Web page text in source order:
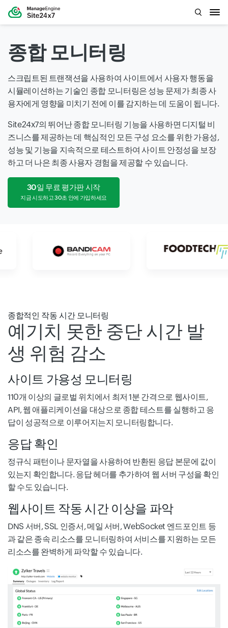
종합 모니터링
스크립트된 트랜잭션을 사용하여 사이트에서 사용자 행동을
시뮬레이션하는 기술인 종합 모니터링은 성능 문제가 최종 사
용자에게 영향을 미치기 전에 이를 감지하는 데 도움이 됩니다.
Site24x7의 뛰어난 종합 모니터링 기능을 사용하면 디지털 비
즈니스를 제공하는 데 핵심적인 모든 구성 요소를 위한 가용성,
성능 및 기능을 지속적으로 테스트하여 사이트 안정성을 보장
하고 더 나은 최종 사용자 경험을 제공할 수 있습니다.
30일 무료 평가판 시작
지금 시도하고 30초 안에 가입하세요
종합적인 작동 시간 모니터링
예기치 못한 중단 시간 발
생 위험 감소
사이트 가용성 모니터링
110개 이상의 글로벌 위치에서 최저 1분 간격으로 웹사이트,
API, 웹 애플리케이션을 대상으로 종합 테스트를 실행하고 응
답이 성공적으로 이루어지는지 모니터링합니다.
응답 확인
정규식 패턴이나 문자열을 사용하여 반환된 응답 본문에 값이
있는지 확인합니다. 응답 헤더를 추가하여 웹 서버 구성을 확인
할 수도 있습니다.
웹사이트 작동 시간 이상을 파악
DNS 서버, SSL 인증서, 메일 서버, WebSocket 엔드포인트 등
과 같은 종속 리소스를 모니터링하여 서비스를 지원하는 모든
리소스를 완벽하게 파악할 수 있습니다.